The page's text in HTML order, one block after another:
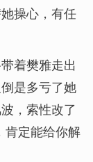
操心，有任
着樊雅走出
是多亏了她
，索性改了
肯定能给你解